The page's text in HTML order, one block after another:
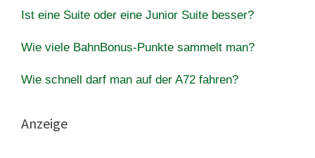
Ist eine Suite oder eine Junior Suite besser?
Wie viele BahnBonus-Punkte sammelt man?
Wie schnell darf man auf der A72 fahren?
Anzeige